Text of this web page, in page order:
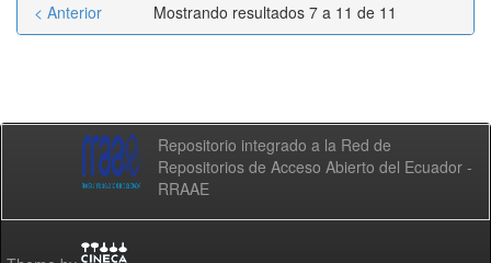
Mostrando resultados 7 a 11 de 11
< Anterior
Repositorio integrado a la Red de
Repositorios de Acceso Abierto del Ecuador -
RRAAE